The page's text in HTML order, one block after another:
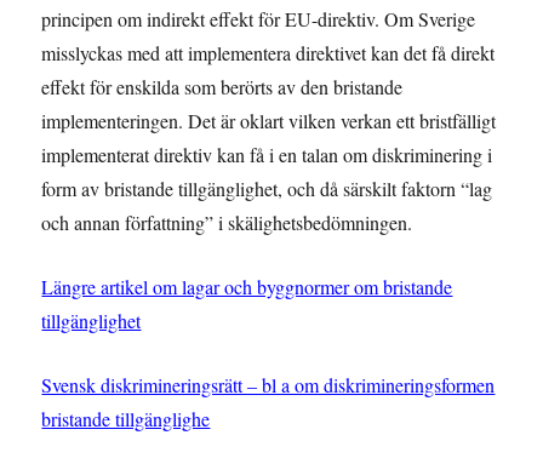
principen om indirekt effekt för EU-direktiv. Om Sverige
misslyckas med att implementera direktivet kan det få direkt
effekt för enskilda som berörts av den bristande
implementeringen. Det är oklart vilken verkan ett bristfälligt
implementerat direktiv kan få i en talan om diskriminering i
form av bristande tillgänglighet, och då särskilt faktorn “lag
och annan författning” i skälighetsbedömningen.
Längre artikel om lagar och byggnormer om bristande
tillgänglighet
Svensk diskrimineringsrätt – bl a om diskrimineringsformen
bristande tillgänglighe